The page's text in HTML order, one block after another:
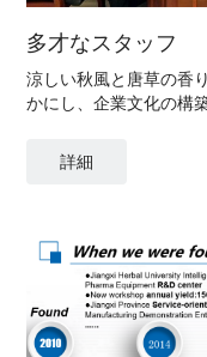
多才なスタッフ
涼しい秋風と唐草の香
かにし、企業文化の構
詳細